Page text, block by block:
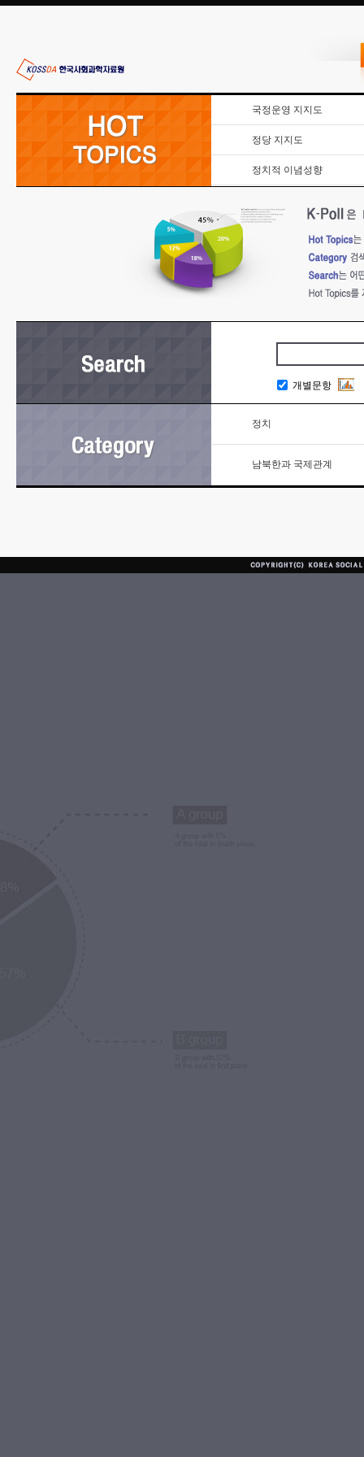
국정운영 지지도
정당 지지도
정치적 이념성향
개별문항
정치
남북한과 국제관계